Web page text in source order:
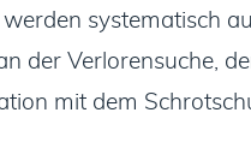
systematisch
der Verlorensuche,
mit dem